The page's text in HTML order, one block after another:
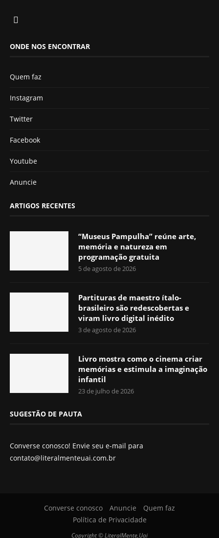
ONDE NOS ENCONTRAR
Quem faz
Instagram
Twitter
Facebook
Youtube
Anuncie
ARTIGOS RECENTES
“Museus Pampulha” reúne arte,
memória e natureza em
programação gratuita
5 de agosto de 2026
Partituras de maestro ítalo-
brasileiro são redescobertas e
viram livro digital inédito
3 de agosto de 2026
Livro mostra como o cinema criar
memórias e estimula a imaginação
infantil
23 de julho de 2026
SUGESTÃO DE PAUTA
Converse conosco! Envie seu e-mail para
contato@literalmenteuai.com.br
Converse conosco Anuncie
Quem faz
Política de Privacidade
Copyright © LiteralMente,Uai